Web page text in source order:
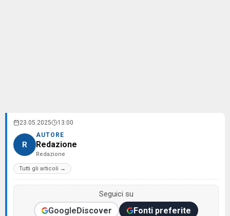
23.05.2025 13:00
R
AUTORE
Redazione
Redazione
Tutti gli articoli →
Seguici su
GoogleDiscover Fonti preferite